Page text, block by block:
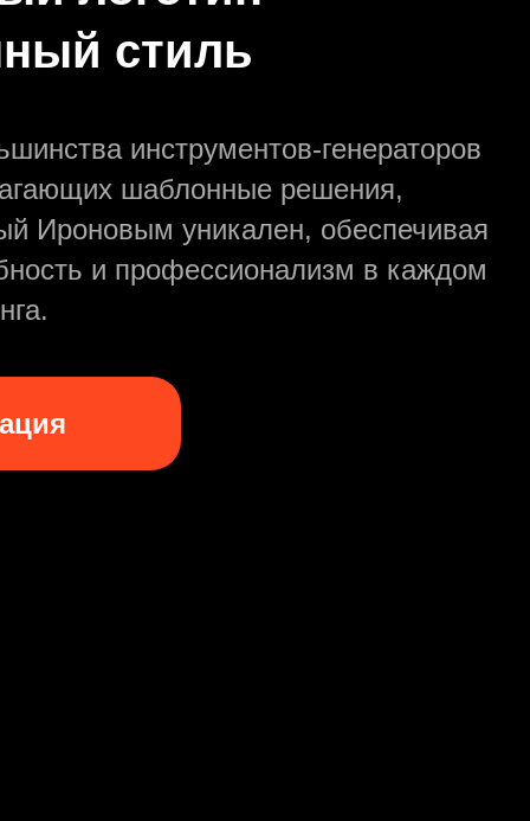
стиль
инструментов-генераторов
шаблонные решения,
Ироновым уникален, обеспечивая
и профессионализм в каждом